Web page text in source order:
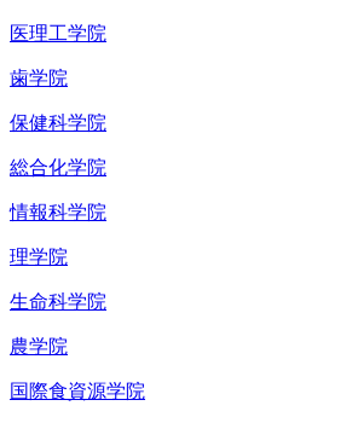
医理工学院
歯学院
保健科学院
総合化学院
情報科学院
理学院
生命科学院
農学院
国際食資源学院